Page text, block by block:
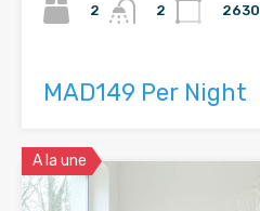
2
2
2630
MAD149 Per Night
A la une